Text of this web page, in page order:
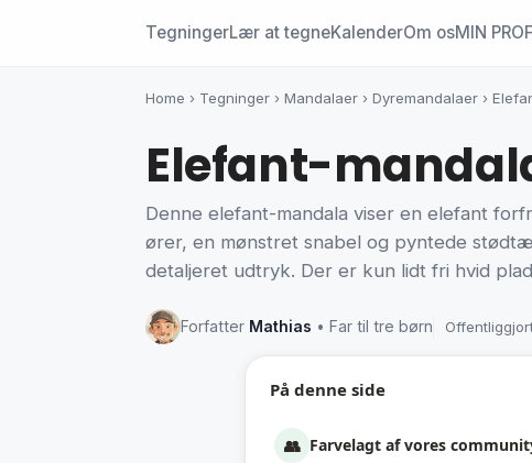
TegningerLær at tegneKalenderOm osMIN
Home › Tegninger › Mandalaer › Dyremandalaer ›
Elefant-
Denne elefant-mandala viser en elefant
ører, en mønstret snabel og pyntede
detaljeret udtryk. Der er kun lidt fri hvid
Forfatter Mathias • Far til tre børn
På denne side
👥 Farvelagt af vores